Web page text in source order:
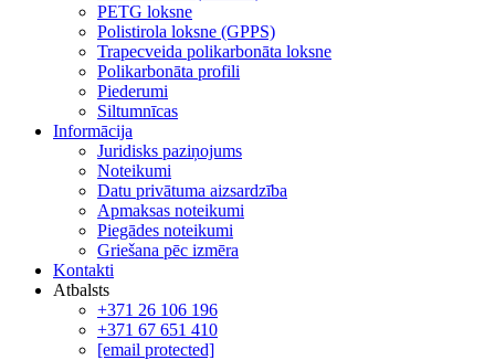
PETG loksne
Polistirola loksne (GPPS)
Trapecveida polikarbonāta loksne
Polikarbonāta profili
Piederumi
Siltumnīcas
Informācija
Juridisks paziņojums
Noteikumi
Datu privātuma aizsardzība
Apmaksas noteikumi
Piegādes noteikumi
Griešana pēc izmēra
Kontakti
Atbalsts
+371 26 106 196
+371 67 651 410
[email protected]